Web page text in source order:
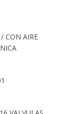
CON AIRE